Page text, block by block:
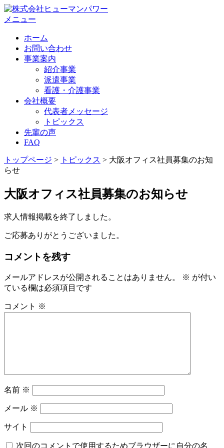
メニュー
ホーム
お問い合わせ
事業案内
紹介事業
派遣事業
看護・介護事業
会社概要
代表者メッセージ
トピックス
先輩の声
FAQ
トップページ > トピックス > 大阪オフィス社員募集のお知
らせ
大阪オフィス社員募集のお知らせ
求人情報掲載を終了しました。
ご応募ありがとうございました。
コメントを残す
メールアドレスが公開されることはありません。 ※ が付い
ている欄は必須項目です
コメント ※
名前 ※
メール ※
サイト
次回のコメントで使用するためブラウザーに自分の名